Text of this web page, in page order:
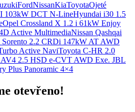
FordNissanKiaToyotaOjeté
103kW DCT N-LineHyundai i30 1.5
Opel Crossland X 1.2 i 61kW Enjoy
Active MultimediaNissan Qashqai
2.2 CRDi 147kW AT AWD
Active NaviToyota C-HR 2.0
2.5 HSD e-CVT AWD Exe. JBL
Plus Panoramic 4×4
otevřeno!